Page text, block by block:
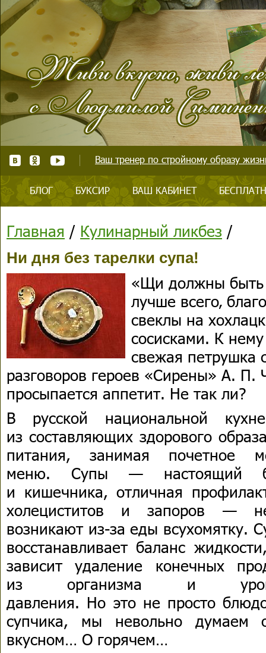
Ваш тренер по стройному образу
БЛОГ БУКСИР ВАШ КАБИНЕТ
Главная / Кулинарный ликбез /
Ни дня без тарелки супа!
«Щи должны быть
лучше всего‚
свеклы на
сосисками. К
свежая петрушка
разговоров героев «Сирены» А. П.
просыпается аппетит. Не так ли?
В русской национальной
из составляющих здорового
питания, занимая почетное
меню. Супы — настоящий
и кишечника, отличная
холециститов и запоров —
возникают из-за еды всухомятку.
восстанавливает баланс
зависит удаление конечных
из организма и
давления. Но это не просто
супчика, мы невольно думаем
вкусном… О горячем…